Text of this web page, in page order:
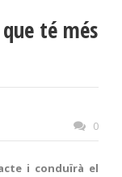
té més
0
i conduïrà el